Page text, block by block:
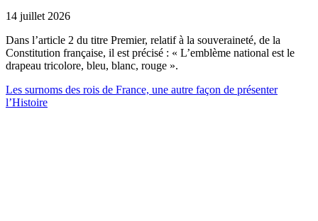
14 juillet 2026
Dans l’article 2 du titre Premier, relatif à la souveraineté, de la
Constitution française, il est précisé : « L’emblème national est le
drapeau tricolore, bleu, blanc, rouge ».
Les surnoms des rois de France, une autre façon de présenter
l’Histoire